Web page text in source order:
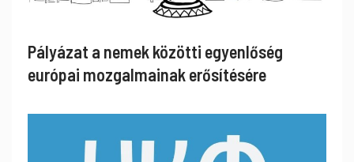
Pályázat a nemek közötti egyenlőség
európai mozgalmainak erősítésére